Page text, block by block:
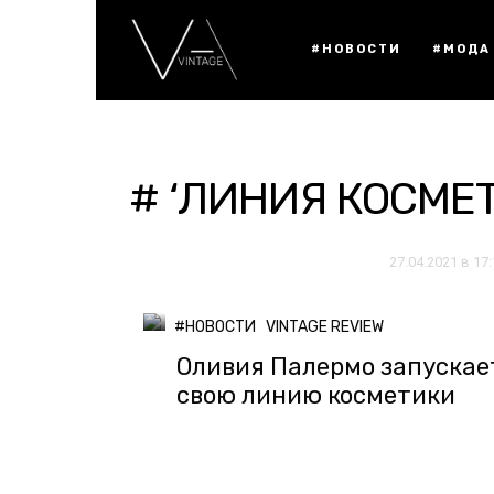
#НОВОСТИ #МОДА
# ‘ЛИНИЯ
27.04.2021 в
#НОВОСТИ VINTAGE REVIEW
Оливия Палермо
свою линию косметики